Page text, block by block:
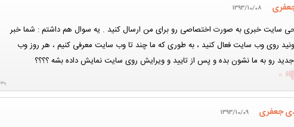
1393/10/08
سایت خبری به صورت اختصاصی رو برای من ارسال کنید . یه سوال هم داشتم : شما خبر
روی وب سایت فعال کنید ، به طوری که ما چند تا وب سایت معرفی کنیم ، هر روز وب
رو به ما نشون بده و پس از تایید و ویرایش روی سایت نمایش داده بشه ؟؟؟؟
0
جعفری 1393/10/09